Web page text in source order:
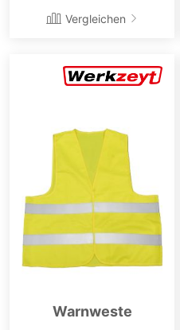
Vergleichen
Warnweste